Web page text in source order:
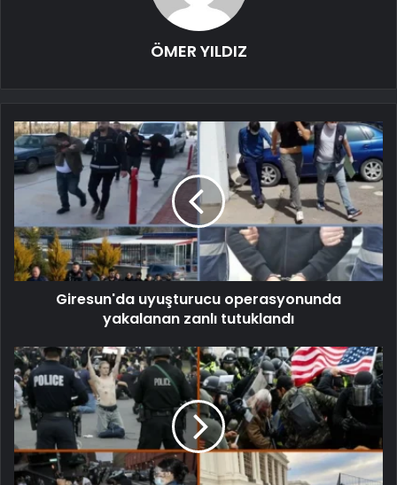
ÖMER YILDIZ
Giresun'da uyuşturucu operasyonunda
yakalanan zanlı tutuklandı